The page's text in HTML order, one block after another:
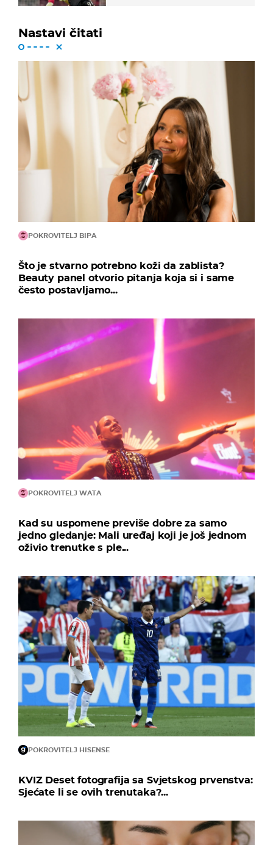
Nastavi čitati
POKROVITELJ BIPA
Što je stvarno potrebno koži da zablista?
Beauty panel otvorio pitanja koja si i same
često postavljamo...
POKROVITELJ WATA
Kad su uspomene previše dobre za samo
jedno gledanje: Mali uređaj koji je još jednom
oživio trenutke s ple...
POKROVITELJ HISENSE
KVIZ Deset fotografija sa Svjetskog prvenstva:
Sjećate li se ovih trenutaka?...